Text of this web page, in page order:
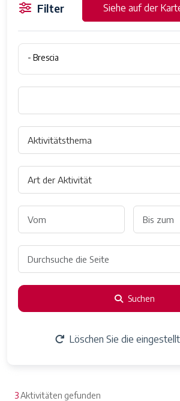
Filter Siehe auf der
- Brescia
Suchen
Löschen Sie die
3Aktivitäten gefunden